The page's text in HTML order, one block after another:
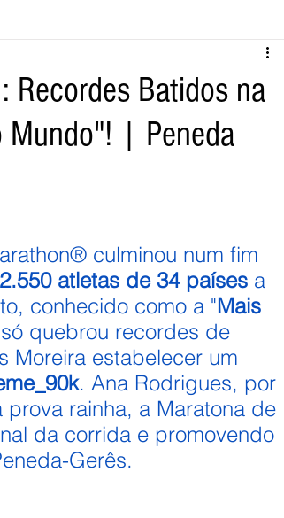
Braga Barcelos Regional
Recordes Batidos na
Mundo"! | Peneda
culminou num fim
2.550 atletas de 34 países a
conhecido como a "Mais
quebrou recordes de
Moreira estabelecer um
. Ana Rodrigues, por
rainha, a Maratona de
da corrida e promovendo
Gerês.